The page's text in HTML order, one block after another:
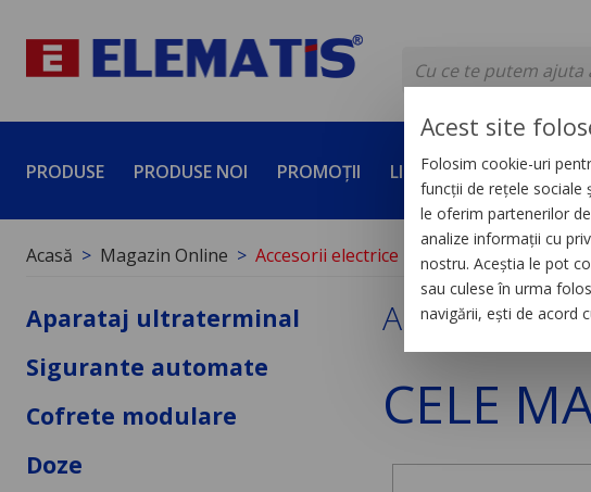
PRODUSE PRODUSE NOI PROMOȚII LICHIDĂRI DE STOC
Acasă Magazin Online Accesorii electrice
Aparataj ultraterminal
Sigurante automate
Cofrete modulare
Doze
Accesorii
CELE
Acest site
Folosim cookie-uri
funcții de rețele sociale
le oferim partenerilor
analize informații cu
nostru. Aceștia le pot
sau culese în urma
navigării, ești de acord